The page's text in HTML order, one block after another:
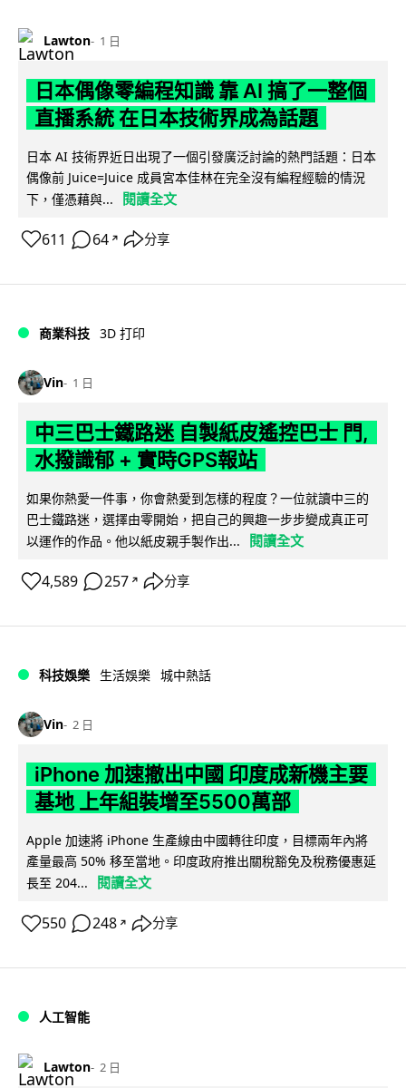
Lawton 1 日
日本偶像零編程知識 靠 AI 搞了一整個
直播系統 在日本技術界成為話題
日本 AI 技術界近日出現了一個引發廣泛討論的熱門話題：日本
偶像前 Juice=Juice 成員宮本佳林在完全沒有編程經驗的情況
下，僅憑藉與...
閱讀全文
611 64 ↗ 分享
商業科技 3D 打印
Vin 1 日
中三巴士鐵路迷 自製紙皮遙控巴士 門,
水撥識郁 + 實時GPS報站
如果你熱愛一件事，你會熱愛到怎樣的程度？一位就讀中三的
巴士鐵路迷，選擇由零開始，把自己的興趣一步步變成真正可
以運作的作品。他以紙皮親手製作出...
閱讀全文
4,589 257 ↗ 分享
科技娛樂 生活娛樂 城中熱話
Vin 2 日
iPhone 加速撤出中國 印度成新機主要
基地 上年組裝增至5500萬部
Apple 加速將 iPhone 生產線由中國轉往印度，目標兩年內將
產量最高 50% 移至當地。印度政府推出關稅豁免及稅務優惠延
長至 204...
閱讀全文
550 248 ↗ 分享
人工智能
Lawton 2 日